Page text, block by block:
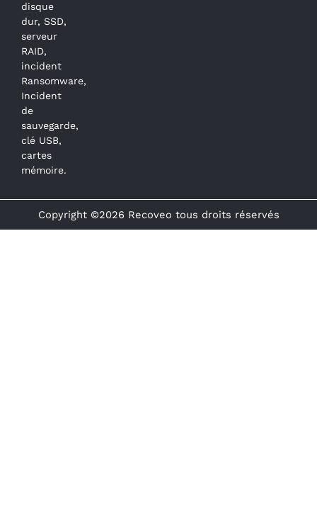
disque
dur, SSD,
serveur
RAID,
incident
Ransomware,
Incident
de
sauvegarde,
clé USB,
cartes
mémoire.
Copyright ©2026 Recoveo tous droits réservés